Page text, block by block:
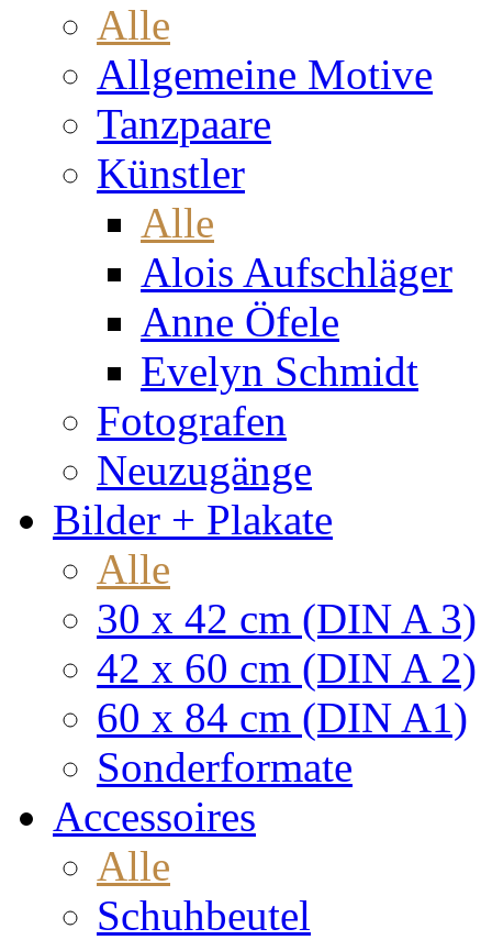
Alle
Allgemeine Motive
Tanzpaare
Künstler
Alle
Alois Aufschläger
Anne Öfele
Evelyn Schmidt
Fotografen
Neuzugänge
Bilder + Plakate
Alle
30 x 42 cm (DIN A 3)
42 x 60 cm (DIN A 2)
60 x 84 cm (DIN A1)
Sonderformate
Accessoires
Alle
Schuhbeutel